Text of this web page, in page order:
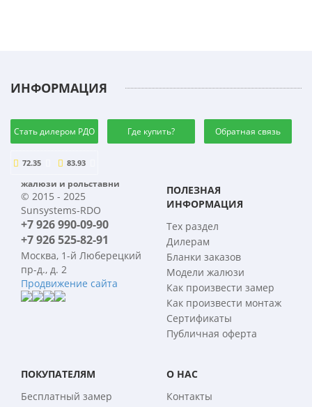
ИНФОРМАЦИЯ
Стать дилером РДО Где купить? Обратная связь
72.35 83.93
жалюзи и рольставни
© 2015 - 2025
Sunsystems-RDO
+7 926 990-09-90
+7 926 525-82-91
Москва, 1-й Люберецкий
пр-д., д. 2
Продвижение сайта
ПОЛЕЗНАЯ
ИНФОРМАЦИЯ
Тех раздел
Дилерам
Бланки заказов
Модели жалюзи
Как произвести замер
Как произвести монтаж
Сертификаты
Публичная оферта
ПОКУПАТЕЛЯМ
Бесплатный замер
О НАС
Контакты